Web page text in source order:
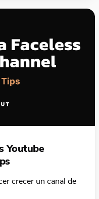
Youtube
crecer un canal de